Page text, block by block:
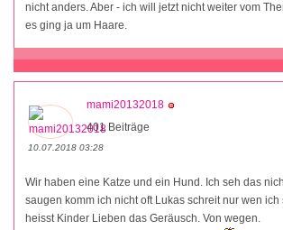
nicht anders. Aber - ich will jetzt nicht weiter vom
es ging ja um Haare.
mami20132018
401 Beiträge
10.07.2018 03:28
Wir haben eine Katze und ein Hund. Ich seh das
saugen komm ich nicht oft Lukas schreit nur wen
heisst Kinder Lieben das Geräusch. Von wegen.